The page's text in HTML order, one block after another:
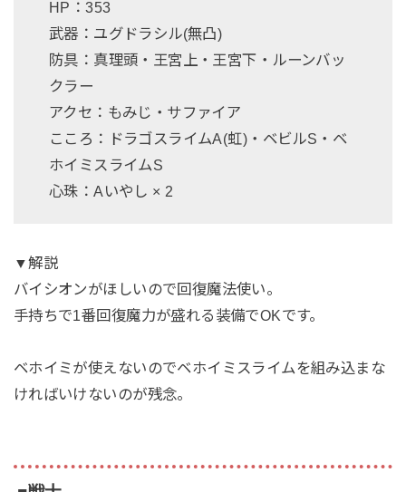
HP：353
武器：ユグドラシル(無凸)
防具：真理頭・王宮上・王宮下・ルーンバッ
クラー
アクセ：もみじ・サファイア
こころ：ドラゴスライムA(虹)・ベビルS・ベ
ホイミスライムS
心珠：Aいやし × 2
▼解説
バイシオンがほしいので回復魔法使い。
手持ちで1番回復魔力が盛れる装備でOKです。
ベホイミが使えないのでベホイミスライムを組み込まな
ければいけないのが残念。